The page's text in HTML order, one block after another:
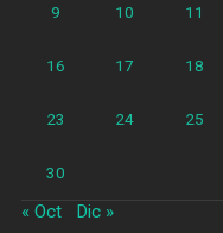
9 10 11
16 17 18
23 24 25
30
« Oct Dic »